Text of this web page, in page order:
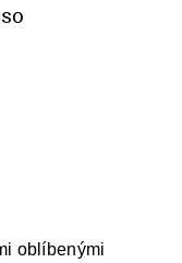
oblíbenými